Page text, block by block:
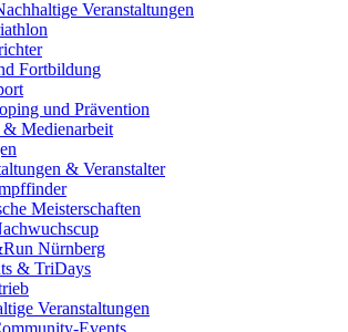
Veranstaltungen
Fortbildung
und Prävention
& Medienarbeit
& Veranstalter
Meisterschaften
Nürnberg
& TriDays
Veranstaltungen
Events